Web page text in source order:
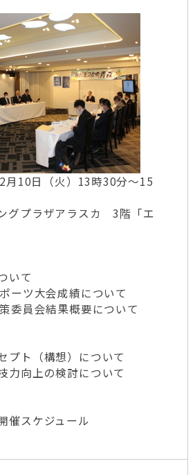
月10日（火）13時30分～15
グプラザアラスカ 3階「エ
いて
ーツ大会成績について
委員会結果概要について
プト（構想）について
力向上の検討について
催スケジュール